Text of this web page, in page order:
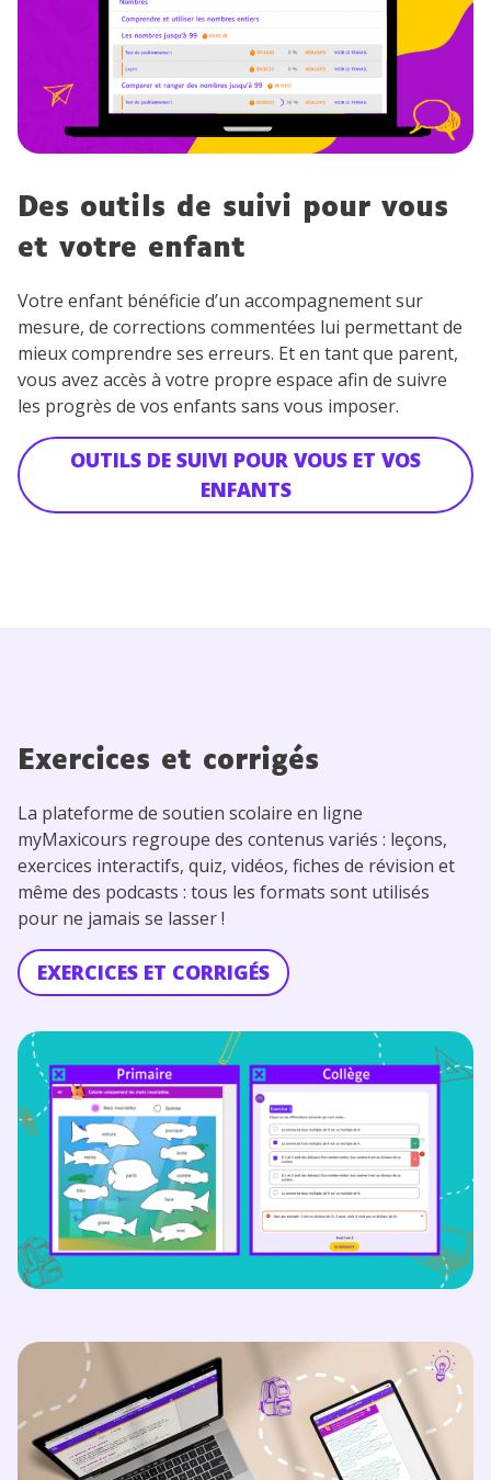
Des outils de suivi pour vous
et votre enfant
Votre enfant bénéficie d’un accompagnement sur
mesure, de corrections commentées lui permettant de
mieux comprendre ses erreurs. Et en tant que parent,
vous avez accès à votre propre espace afin de suivre
les progrès de vos enfants sans vous imposer.
OUTILS DE SUIVI POUR VOUS ET VOS
ENFANTS
Exercices et corrigés
La plateforme de soutien scolaire en ligne
myMaxicours regroupe des contenus variés : leçons,
exercices interactifs, quiz, vidéos, fiches de révision et
même des podcasts : tous les formats sont utilisés
pour ne jamais se lasser !
EXERCICES ET CORRIGÉS